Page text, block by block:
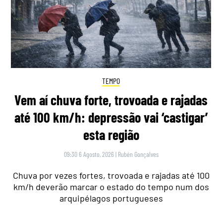
TEMPO
Vem aí chuva forte, trovoada e rajadas
até 100 km/h: depressão vai ‘castigar’
esta região
09:30 6 Agosto, 2026 | Rubén Gonçalves
Chuva por vezes fortes, trovoada e rajadas até 100
km/h deverão marcar o estado do tempo num dos
arquipélagos portugueses